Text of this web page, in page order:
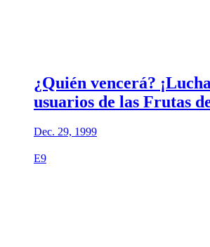
¿Quién vencerá?
usuarios de las Frutas
Dec. 29, 1999
E9